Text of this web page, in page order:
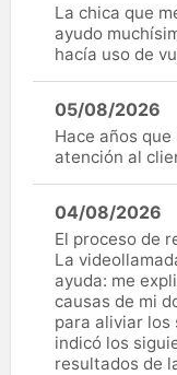
La chica que
ayudo
hacía uso de
05/08/2026
Hace años
atención al
04/08/2026
El proceso de
La
ayuda: me
causas de mi
para aliviar los
indicó los
resultados de